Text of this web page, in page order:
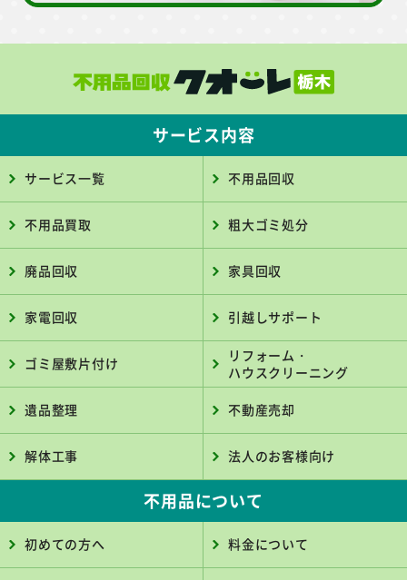
サービス内容
サービス一覧 不用品回収
不用品買取 粗大ゴミ処分
廃品回収 家具回収
家電回収 引越しサポート
ゴミ屋敷片付け
リフォーム・
ハウスクリーニング
遺品整理 不動産売却
解体工事 法人のお客様向け
不用品について
初めての方へ 料金について